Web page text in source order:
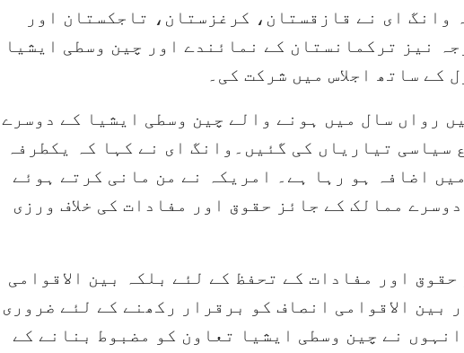
وانگ ای نے قازقستان، کرغزستان، تاجکستان اور
نیز ترکمانستان کے نمائندے اور چین وسطی ایشیا
کے ساتھ اجلاس میں شرکت کی۔
رواں سال میں ہونے والے چین وسطی ایشیا کے دوسرے
سیاسی تیاریاں کی گئیں۔وانگ ای نے کہا کہ یکطرفہ
اضافہ ہو رہا ہے۔ امریکہ نے من مانی کرتے ہوئے
ممالک کے جائز حقوق اور مفادات کی خلاف ورزی
اور مفادات کے تحفظ کے لئے بلکہ بین الاقوامی
بین الاقوامی انصاف کو برقرار رکھنے کے لئے ضروری
نے چین وسطی ایشیا تعاون کو مضبوط بنانے کے